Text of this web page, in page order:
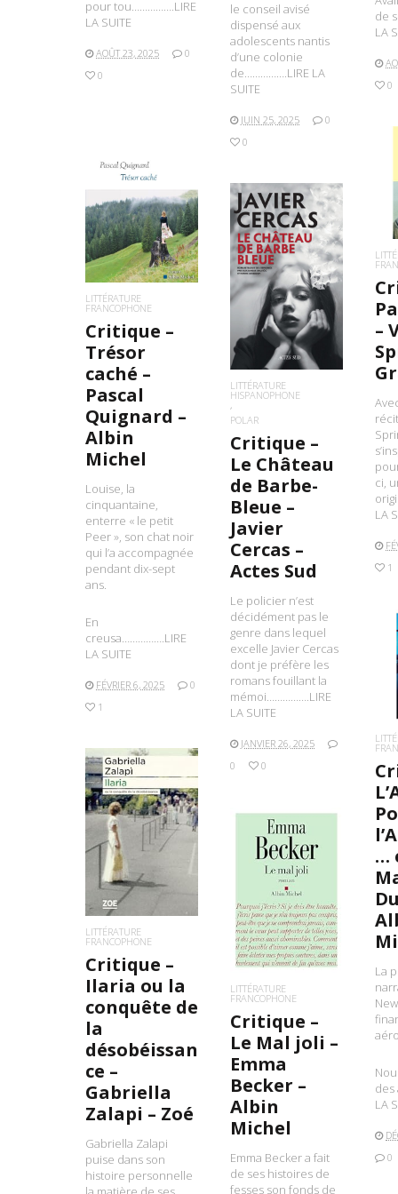
pour tou…………….LIRE
LA SUITE
AOÛT 23, 2025
0
0
de
LA
0
le conseil avisé
dispensé aux
adolescents nantis
d’une colonie
de…………….LIRE LA
SUITE
JUIN 25, 2025
0
0
LIRE LA SUITE
LITTÉRATURE
FRANCOPHONE
Critique –
Trésor
caché –
Pascal
Quignard –
Albin
Michel
Louise, la
cinquantaine,
enterre « le petit
Peer », son chat noir
qui l’a accompagnée
pendant dix-sept
ans.
En
creusa…………….LIRE
LA SUITE
FÉVRIER 6, 2025
0
1
–
ci,
LA
1
LIRE LA SUITE
LITTÉRATURE
HISPANOPHONE
POLAR
Critique –
Le Château
de Barbe-
Bleue –
Javier
Cercas –
Actes Sud
Le policier n’est
décidément pas le
genre dans lequel
excelle Javier Cercas
dont je préfère les
romans fouillant la
mémoi…………….LIRE
LA SUITE
JANVIER 26, 2025
0
0
…
La
des
LA
0
LIRE LA SUITE
LITTÉRATURE
FRANCOPHONE
Critique –
Ilaria ou la
conquête de
la
désobéissan
ce –
Gabriella
Zalapi – Zoé
Gabriella Zalapi
puise dans son
histoire personnelle
LIRE LA SUITE
LITTÉRATURE
FRANCOPHONE
Critique –
Le Mal joli –
Emma
Becker –
Albin
Michel
Emma Becker a fait
de ses histoires de
fesses son fonds de